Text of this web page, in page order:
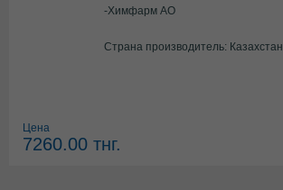
-Химфарм АО
Страна производитель: Казахстан
Цена
7260.00 тнг.